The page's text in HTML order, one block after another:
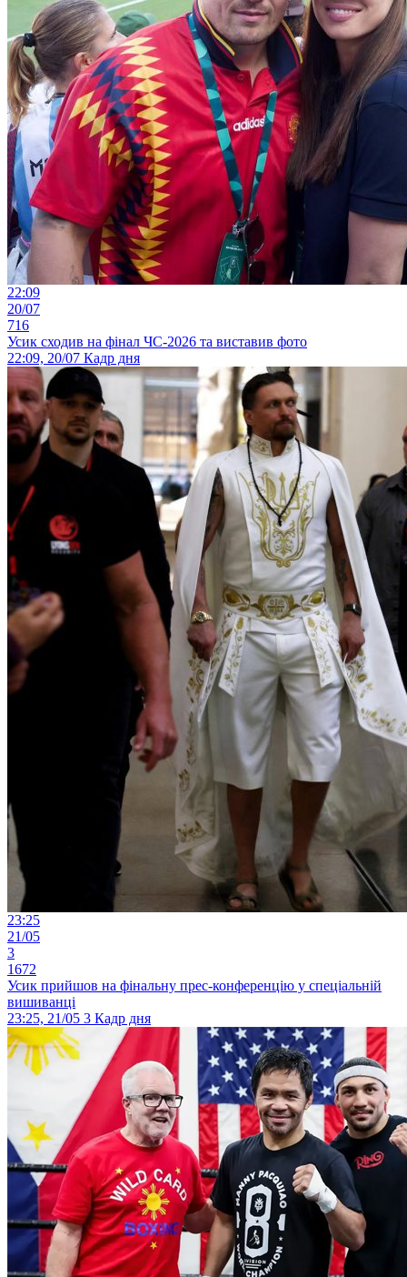
22:09
20/07
716
Усик сходив на фінал ЧС-2026 та виставив фото
22:09, 20/07 Кадр дня
23:25
21/05
3
1672
Усик прийшов на фінальну прес-конференцію у спеціальній
вишиванці
23:25, 21/05 3 Кадр дня